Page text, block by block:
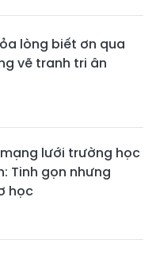
lòng biết ơn qua
vẽ tranh tri ân
lưới trường học
Tinh gọn nhưng
học